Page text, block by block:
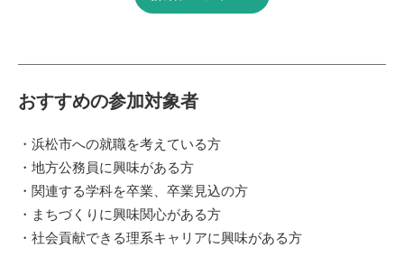
おすすめの参加対象者
・浜松市への就職を考えている方
・地方公務員に興味がある方
・関連する学科を卒業、卒業見込の方
・まちづくりに興味関心がある方
・社会貢献できる理系キャリアに興味がある方